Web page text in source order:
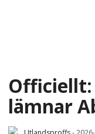
Officiellt:
lämnar